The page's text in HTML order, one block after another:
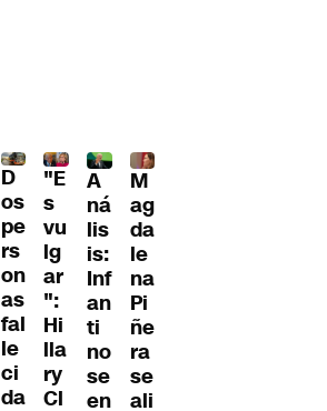
D
os
pe
rs
on
as
fal
le
ci
da
"E
s
vu
lg
ar
":
Hi
lla
ry
Cl
A
ná
lis
is:
Inf
an
ti
no
se
en
M
ag
da
le
na
Pi
ñe
ra
se
ali